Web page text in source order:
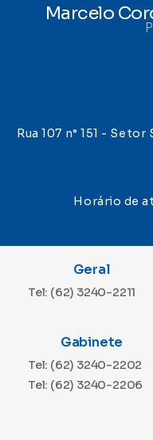
Marcelo
Rua 107 n° 151 -
Horário de
Geral
Tel: (62) 3240-2211
Gabinete
Tel: (62) 3240-2202
Tel: (62) 3240-2206